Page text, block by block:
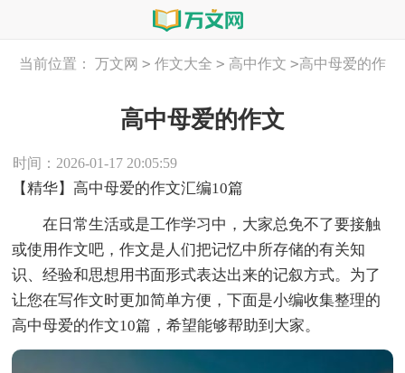
当前位置： 万文网 > 作文大全 > 高中作文 >高中母爱的作
高中母爱的作文
时间：2026-01-17 20:05:59
【精华】高中母爱的作文汇编10篇
在日常生活或是工作学习中，大家总免不了要接触
或使用作文吧，作文是人们把记忆中所存储的有关知
识、经验和思想用书面形式表达出来的记叙方式。为了
让您在写作文时更加简单方便，下面是小编收集整理的
高中母爱的作文10篇，希望能够帮助到大家。